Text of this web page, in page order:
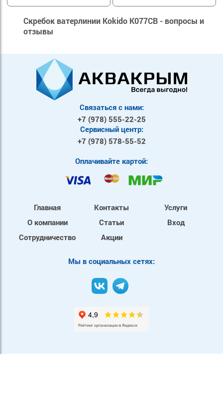
Скребок ватерлинии Kokido K077CB - вопросы и
отзывы
Связаться с нами:
+7 (978) 555-22-25
Сервисный центр:
+7 (978) 578-55-52
Оплачивайте картой:
Главная
О компании
Сотрудничество
Контакты
Статьи
Акции
Услуги
Вход
Mы в социальных сетях: